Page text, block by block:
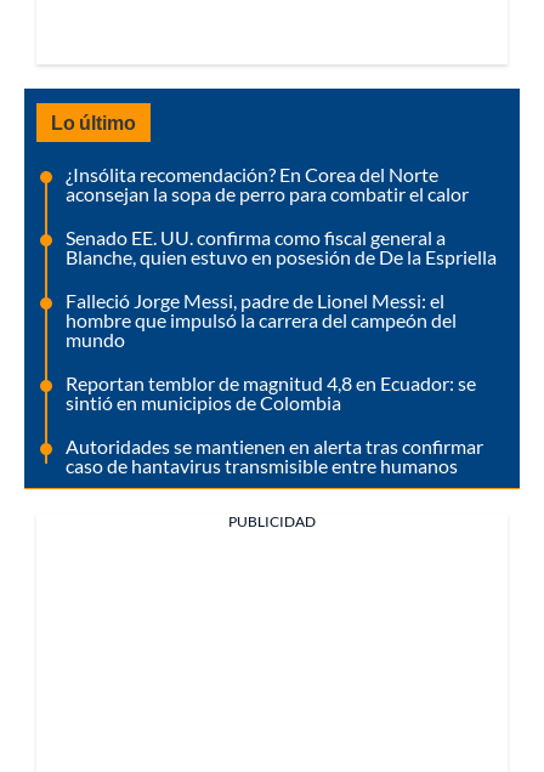
Lo último
¿Insólita recomendación? En Corea del Norte
aconsejan la sopa de perro para combatir el calor
Senado EE. UU. confirma como fiscal general a
Blanche, quien estuvo en posesión de De la Espriella
Falleció Jorge Messi, padre de Lionel Messi: el
hombre que impulsó la carrera del campeón del
mundo
Reportan temblor de magnitud 4,8 en Ecuador: se
sintió en municipios de Colombia
Autoridades se mantienen en alerta tras confirmar
caso de hantavirus transmisible entre humanos
PUBLICIDAD